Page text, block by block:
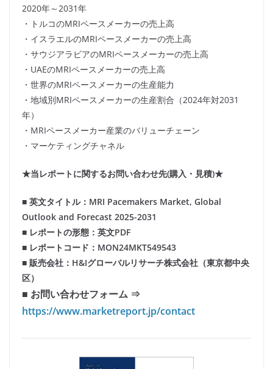
2020年～2031年
・トルコのMRIペースメーカーの売上高
・イスラエルのMRIペースメーカーの売上高
・サウジアラビアのMRIペースメーカーの売上高
・UAEのMRIペースメーカーの売上高
・世界のMRIペースメーカーの生産能力
・地域別MRIペースメーカーの生産割合（2024年対2031
年）
・MRIペースメーカー産業のバリューチェーン
・マーケティングチャネル
★当レポートに関するお問い合わせ先(購入・見積)★
■ 英文タイトル：MRI Pacemakers Market, Global
Outlook and Forecast 2025-2031
■ レポートの形態：英文PDF
■ レポートコード：MON24MKT549543
■ 販売会社：H&Iグローバルリサーチ株式会社（東京都中央
区）
■ お問い合わせフォーム ⇒
https://www.marketreport.jp/contact